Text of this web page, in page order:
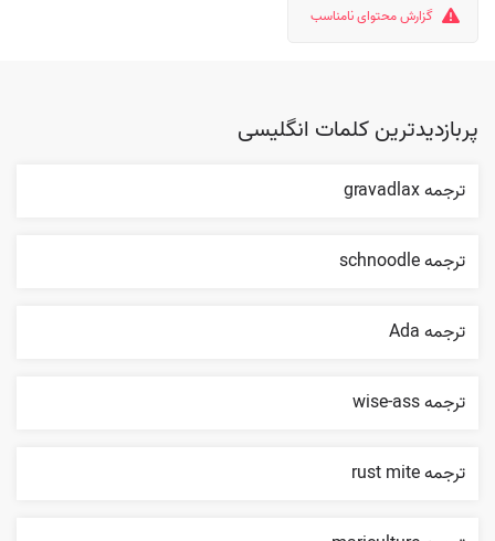
گزارش محتوای نامناسب
پربازدیدترین کلمات انگلیسی
ترجمه gravadlax
ترجمه schnoodle
ترجمه Ada
ترجمه wise-ass
ترجمه rust mite